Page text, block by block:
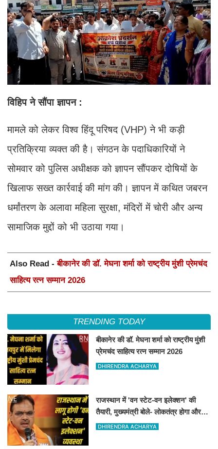
विहिप ने सौंपा ज्ञापन :
मामले को लेकर विश्व हिंदू परिषद (VHP) ने भी कड़ी
प्रतिक्रिया व्यक्त की है। संगठन के पदाधिकारियों ने
सोमवार को पुलिस अधीक्षक को ज्ञापन सौंपकर दोषियों के
खिलाफ सख्त कार्रवाई की मांग की। ज्ञापन में कथित जबरन
धर्मांतरण के अलावा महिला सुरक्षा, मंदिरों में चोरी और अन्य
सामाजिक मुद्दों को भी उठाया गया।
Also Read -बीकानेर की डॉ. मेघना शर्मा को राष्ट्रीय मुंशी प्रेमचंद
साहित्य रत्न सम्मान 2026
TRENDING TODAY
बीकानेर की डॉ. मेघना शर्मा को राष्ट्रीय मुंशी
प्रेमचंद साहित्य रत्न सम्मान 2026
DHIRENDRA ACHARYA
राजस्थान में 'वन स्टेट-वन इलेक्शन' की
तैयारी, मुख्यमंत्री बोले- लोकतंत्र होगा और
मजबूत
DHIRENDRA ACHARYA